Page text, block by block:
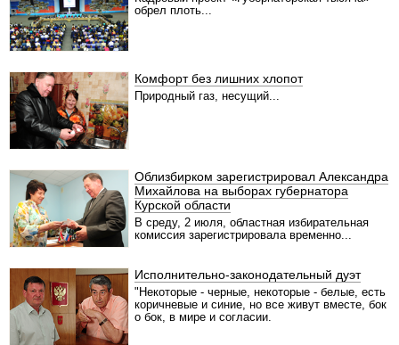
обрел плоть...
Комфорт без лишних хлопот
Природный газ, несущий...
Облизбирком зарегистрировал Александра
Михайлова на выборах губернатора
Курской области
В среду, 2 июля, областная избирательная
комиссия зарегистрировала временно...
Исполнительно-законодательный дуэт
"Некоторые - черные, некоторые - белые, есть
коричневые и синие, но все живут вместе, бок
о бок, в мире и согласии.